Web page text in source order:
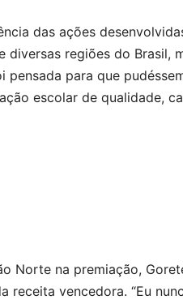
das ações
diversas regiões do Brasil,
pensada para que
escolar de qualidade,
Norte na premiação,
receita vencedora. “Eu